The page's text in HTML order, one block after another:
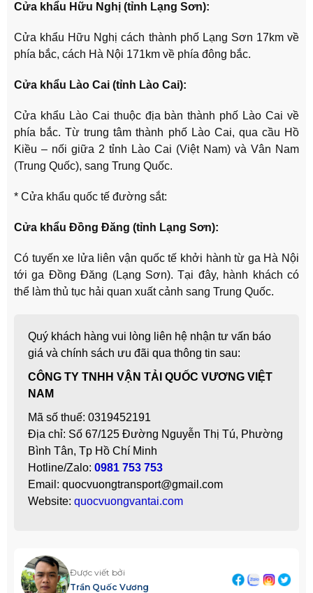
Cửa khẩu Hữu Nghị (tỉnh Lạng Sơn):
Cửa khẩu Hữu Nghị cách thành phố Lạng Sơn 17km về
phía bắc, cách Hà Nội 171km về phía đông bắc.
Cửa khẩu Lào Cai (tỉnh Lào Cai):
Cửa khẩu Lào Cai thuộc địa bàn thành phố Lào Cai về
phía bắc. Từ trung tâm thành phố Lào Cai, qua cầu Hồ
Kiều – nối giữa 2 tỉnh Lào Cai (Việt Nam) và Vân Nam
(Trung Quốc), sang Trung Quốc.
* Cửa khẩu quốc tế đường sắt:
Cửa khẩu Đồng Đăng (tỉnh Lạng Sơn):
Có tuyến xe lửa liên vận quốc tế khởi hành từ ga Hà Nội
tới ga Đồng Đăng (Lạng Sơn). Tại đây, hành khách có
thể làm thủ tục hải quan xuất cảnh sang Trung Quốc.
Quý khách hàng vui lòng liên hệ nhận tư vấn báo
giá và chính sách ưu đãi qua thông tin sau:
CÔNG TY TNHH VẬN TẢI QUỐC VƯƠNG VIỆT
NAM
Mã số thuế: 0319452191
Địa chỉ: Số 67/125 Đường Nguyễn Thị Tú, Phường
Bình Tân, Tp Hồ Chí Minh
Hotline/Zalo: 0981 753 753
Email: quocvuongtransport@gmail.com
Website: quocvuongvantai.com
Được viết bởi
Trần Quốc Vương